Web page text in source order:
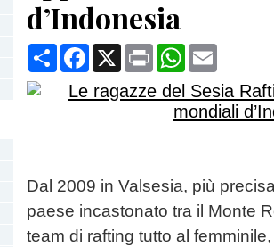
d’Indonesia
CondividiFacebook
X Print WhatsApp
Dal 2009 in Valsesia, più
paese incastonato tra il Monte
team di rafting tutto al